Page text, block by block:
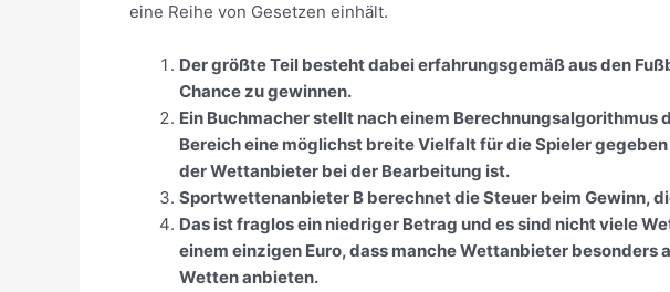
eine Reihe von Gesetzen einhält.
Der größte Teil besteht dabei erfahrungsgemäß aus den
Chance zu gewinnen.
Ein Buchmacher stellt nach einem Berechnungsalgorithmus
Bereich eine möglichst breite Vielfalt für die Spieler
der Wettanbieter bei der Bearbeitung ist.
Sportwettenanbieter B berechnet die Steuer beim Gewinn,
Das ist fraglos ein niedriger Betrag und es sind nicht viele
einem einzigen Euro, dass manche Wettanbieter
Wetten anbieten.